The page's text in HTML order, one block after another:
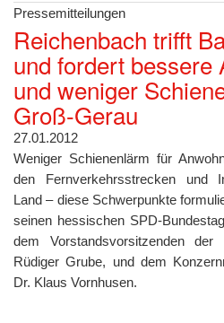
Pressemitteilungen
Reichenbach trifft
und fordert bessere
und weniger
Groß-Gerau
27.01.2012
Weniger Schienenlärm für
den Fernverkehrsstrecken und
Land – diese Schwerpunkte
seinen hessischen SPD-
dem Vorstandsvorsitzenden
Rüdiger Grube, und dem
Dr. Klaus Vornhusen.